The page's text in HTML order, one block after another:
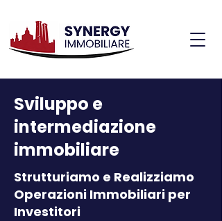
Sviluppo e
intermediazione
immobiliare
Strutturiamo e Realizziamo
Operazioni Immobiliari per
Investitori